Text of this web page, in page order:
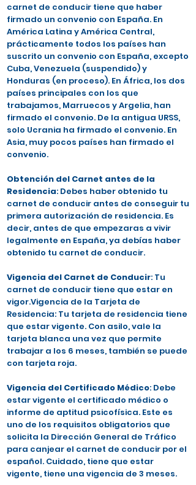
carnet de conducir tiene que haber
firmado un convenio con España. En
América Latina y América Central,
prácticamente todos los países han
suscrito un convenio con España, excepto
Cuba, Venezuela (suspendido) y
Honduras (en proceso). En África, los dos
países principales con los que
trabajamos, Marruecos y Argelia, han
firmado el convenio. De la antigua URSS,
solo Ucrania ha firmado el convenio. En
Asia, muy pocos países han firmado el
convenio.
Obtención del Carnet antes de la
Residencia: Debes haber obtenido tu
carnet de conducir antes de conseguir tu
primera autorización de residencia. Es
decir, antes de que empezaras a vivir
legalmente en España, ya debías haber
obtenido tu carnet de conducir.
Vigencia del Carnet de Conducir: Tu
carnet de conducir tiene que estar en
vigor.Vigencia de la Tarjeta de
Residencia: Tu tarjeta de residencia tiene
que estar vigente. Con asilo, vale la
tarjeta blanca una vez que permite
trabajar a los 6 meses, también se puede
con tarjeta roja.
Vigencia del Certificado Médico: Debe
estar vigente el certificado médico o
informe de aptitud psicofísica. Este es
uno de los requisitos obligatorios que
solicita la Dirección General de Tráfico
para canjear el carnet de conducir por el
español. Cuidado, tiene que estar
vigente, tiene una vigencia de 3 meses.